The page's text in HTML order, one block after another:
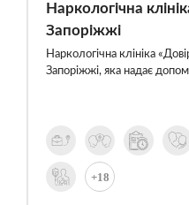
Наркологічна
Запоріжжі
Наркологічна клініка
Запоріжжі, яка надає
+18